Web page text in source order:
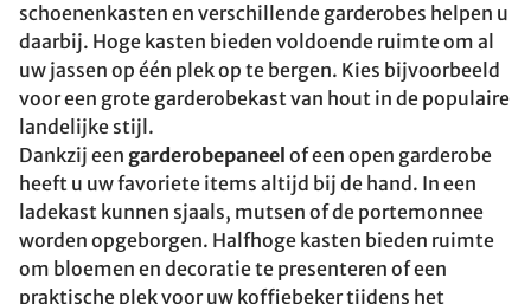
schoenenkasten en verschillende garderobes helpen u
daarbij. Hoge kasten bieden voldoende ruimte om al
uw jassen op één plek op te bergen. Kies bijvoorbeeld
voor een grote garderobekast van hout in de populaire
landelijke stijl.
Dankzij een garderobepaneel of een open garderobe
heeft u uw favoriete items altijd bij de hand. In een
ladekast kunnen sjaals, mutsen of de portemonnee
worden opgeborgen. Halfhoge kasten bieden ruimte
om bloemen en decoratie te presenteren of een
praktische plek voor uw koffiebeker tijdens het